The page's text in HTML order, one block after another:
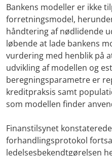
Bankens modeller er ikke
forretningsmodel,
håndtering af nødlidende
løbende at lade bankens
vurdering med henblik på
udvikling af modellen og
beregningsparametre er
kreditpraksis samt
som modellen finder
Finanstilsynet
forhandlingsprotokol
ledelsesbekendtgørelsen